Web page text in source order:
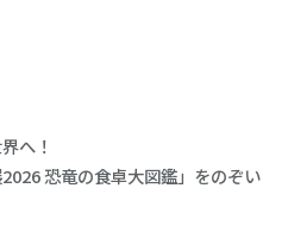
へ！
2026 恐竜の食卓大図鑑」をのぞい